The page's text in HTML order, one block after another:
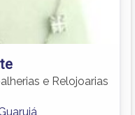
e Relojoarias